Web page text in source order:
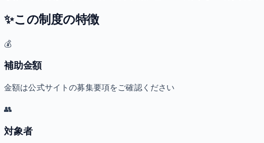
✨この制度の特徴
💰
補助金額
金額は公式サイトの募集要項をご確認ください
👥
対象者